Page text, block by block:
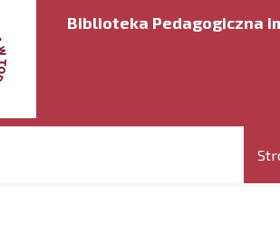
Biblioteka Pedagogiczna